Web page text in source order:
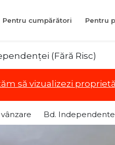
Pentru cumpărători Pentru
(Fără Risc)
să vizualizezi
Bd.